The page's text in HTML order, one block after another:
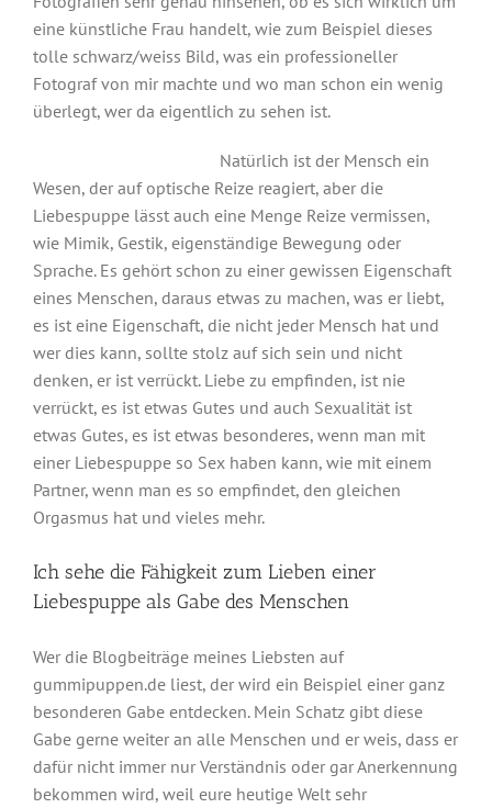
eine künstliche Frau handelt, wie zum Beispiel dieses
tolle schwarz/weiss Bild, was ein professioneller
Fotograf von mir machte und wo man schon ein wenig
überlegt, wer da eigentlich zu sehen ist.
Natürlich ist der Mensch ein
Wesen, der auf optische Reize reagiert, aber die
Liebespuppe lässt auch eine Menge Reize vermissen,
wie Mimik, Gestik, eigenständige Bewegung oder
Sprache. Es gehört schon zu einer gewissen Eigenschaft
eines Menschen, daraus etwas zu machen, was er liebt,
es ist eine Eigenschaft, die nicht jeder Mensch hat und
wer dies kann, sollte stolz auf sich sein und nicht
denken, er ist verrückt. Liebe zu empfinden, ist nie
verrückt, es ist etwas Gutes und auch Sexualität ist
etwas Gutes, es ist etwas besonderes, wenn man mit
einer Liebespuppe so Sex haben kann, wie mit einem
Partner, wenn man es so empfindet, den gleichen
Orgasmus hat und vieles mehr.
Ich sehe die Fähigkeit zum Lieben einer
Liebespuppe als Gabe des Menschen
Wer die Blogbeiträge meines Liebsten auf
gummipuppen.de liest, der wird ein Beispiel einer ganz
besonderen Gabe entdecken. Mein Schatz gibt diese
Gabe gerne weiter an alle Menschen und er weis, dass er
dafür nicht immer nur Verständnis oder gar Anerkennung
bekommen wird, weil eure heutige Welt sehr